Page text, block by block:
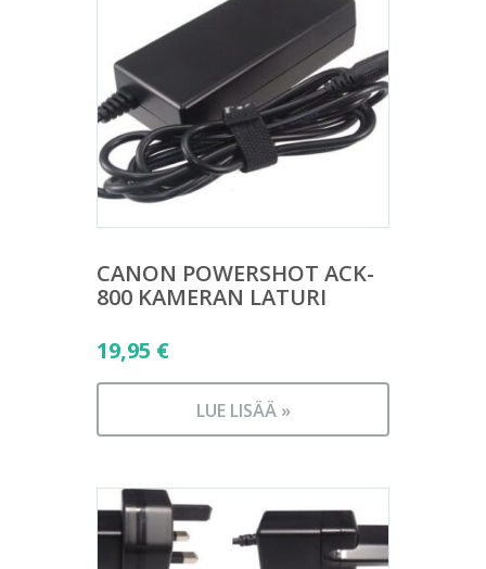
CANON POWERSHOT ACK-
800 KAMERAN LATURI
19,95 €
LUE LISÄÄ »